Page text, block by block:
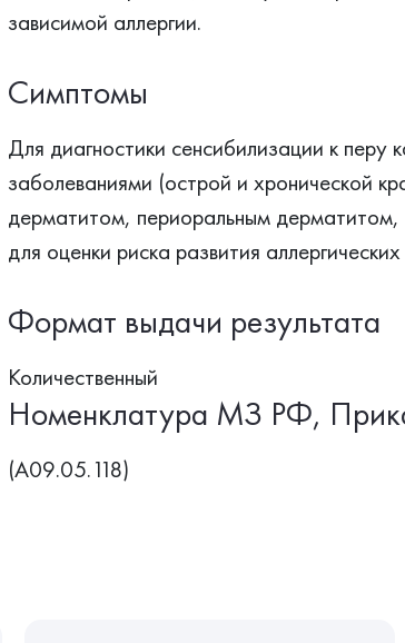
зависимой аллергии.
Симптомы
Для диагностики сенсибилизации к перу
заболеваниями (острой и хронической
дерматитом, периоральным дерматитом,
для оценки риска развития
Формат выдачи результата
Количественный
Номенклатура МЗ РФ,
(A09.05.118)